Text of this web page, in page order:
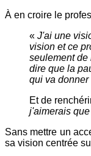
À en croire le
« J'ai une
vision et ce
seulement de
dire que la
qui va donner
Et de
j'aimerais
Sans mettre un
sa vision centrée